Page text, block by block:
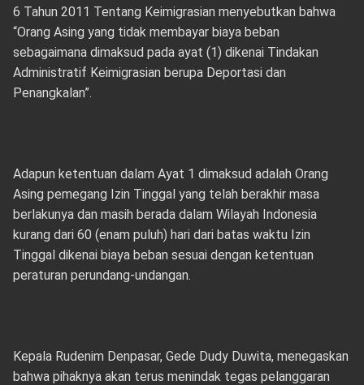
6 Tahun 2011 Tentang Keimigrasian menyebutkan bahwa
“Orang Asing yang tidak membayar biaya beban
sebagaimana dimaksud pada ayat (1) dikenai Tindakan
Administratif Keimigrasian berupa Deportasi dan
Penangkalan”.
Adapun ketentuan dalam Ayat 1 dimaksud adalah Orang
Asing pemegang Izin Tinggal yang telah berakhir masa
berlakunya dan masih berada dalam Wilayah Indonesia
kurang dari 60 (enam puluh) hari dari batas waktu Izin
Tinggal dikenai biaya beban sesuai dengan ketentuan
peraturan perundang-undangan.
Kepala Rudenim Denpasar, Gede Dudy Duwita, menegaskan
bahwa pihaknya akan terus menindak tegas pelanggaran